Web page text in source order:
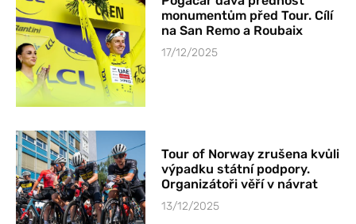
monumentům před Tour. Cílí
na San Remo a Roubaix
17/12/2025
Tour of Norway zrušena kvůli
výpadku státní podpory.
Organizátoři věří v návrat
13/12/2025